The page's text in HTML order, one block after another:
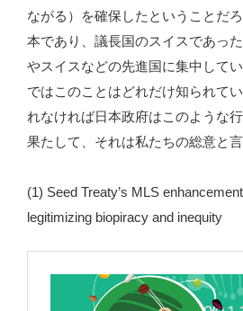
ながる）を確保したということだ
本であり、議長国のスイスであっ
やスイスなどの先進国に集中して
ではこのことはどれだけ知られて
れなければ日本政府はこのような
果たして、それは私たちの総意と
(1) Seed Treaty’s MLS
legitimizing biopiracy and inequity